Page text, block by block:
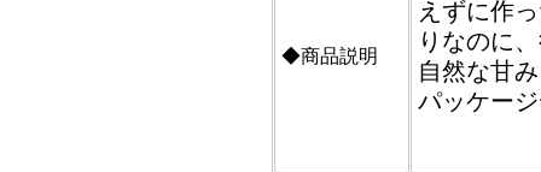
◆商品説明
えずに作
りなのに
自然な甘
パッケー